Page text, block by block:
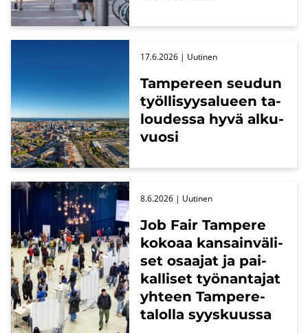
Tam­pe­reen seu­dun
työl­li­syy­sa­lu­een ta­
lou­des­sa hyvä al­ku­
vuo­si
17.6.2026 | Uu­ti­nen
Job Fair Tam­pe­re
ko­ko­aa kan­sain­vä­li­
set osaa­jat ja pai­
kal­li­set työ­nan­ta­jat
yh­teen Tampere-​
talolla syys­kuus­sa
8.6.2026 | Uu­ti­nen